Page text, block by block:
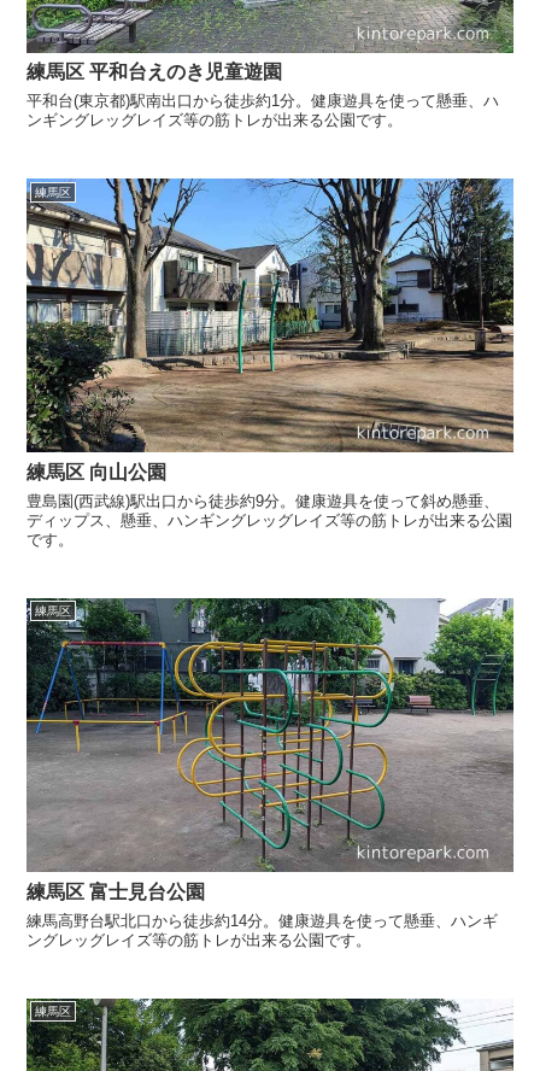
練馬区 平和台えのき児童遊園
平和台(東京都)駅南出口から徒歩約1分。健康遊具を使って懸垂、ハ
ンギングレッグレイズ等の筋トレが出来る公園です。
練馬区
練馬区 向山公園
豊島園(西武線)駅出口から徒歩約9分。健康遊具を使って斜め懸垂、
ディップス、懸垂、ハンギングレッグレイズ等の筋トレが出来る公園
です。
練馬区
練馬区 富士見台公園
練馬高野台駅北口から徒歩約14分。健康遊具を使って懸垂、ハンギ
ングレッグレイズ等の筋トレが出来る公園です。
練馬区